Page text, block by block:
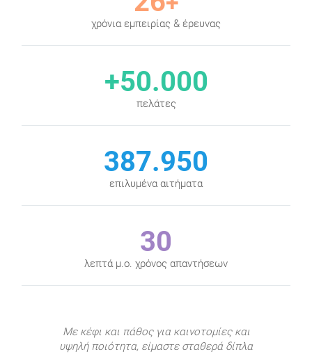
χρόνια εμπειρίας & έρευνας
+50.000
πελάτες
387.950
επιλυμένα αιτήματα
30
λεπτά μ.ο. χρόνος απαντήσεων
Με κέφι και πάθος για καινοτομίες και
υψηλή ποιότητα, είμαστε σταθερά δίπλα